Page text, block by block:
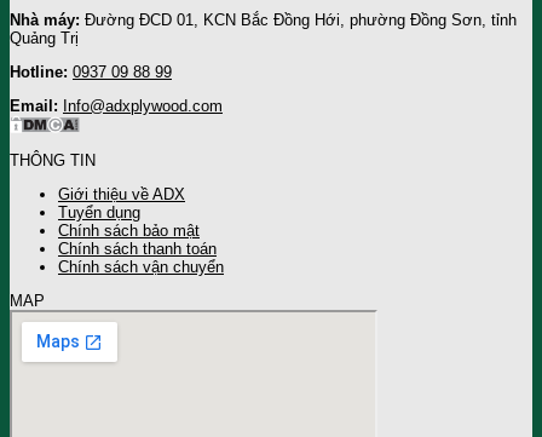
Nhà máy: Đường ĐCD 01, KCN Bắc Đồng Hới, phường Đồng Sơn, tỉnh
Quảng Trị
Hotline: 0937 09 88 99
Email: Info@adxplywood.com
THÔNG TIN
Giới thiệu về ADX
Tuyển dụng
Chính sách bảo mật
Chính sách thanh toán
Chính sách vận chuyển
MAP